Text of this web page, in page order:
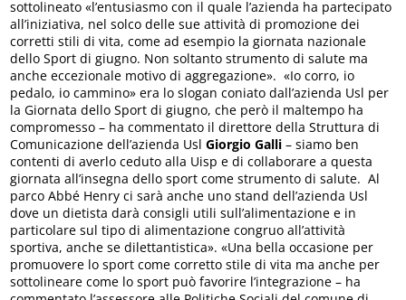
sottolineato «l’entusiasmo con il quale l’azienda ha partecipato
all’iniziativa, nel solco delle sue attività di promozione dei
corretti stili di vita, come ad esempio la giornata nazionale
dello Sport di giugno. Non soltanto strumento di salute ma
anche eccezionale motivo di aggregazione». «Io corro, io
pedalo, io cammino» era lo slogan coniato dall’azienda Usl per
la Giornata dello Sport di giugno, che però il maltempo ha
compromesso – ha commentato il direttore della Struttura di
Comunicazione dell’azienda UslGiorgio Galli – siamo ben
contenti di averlo ceduto alla Uisp e di collaborare a questa
giornata all’insegna dello sport come strumento di salute. Al
parco Abbé Henry ci sarà anche uno stand dell’azienda Usl
dove un dietista darà consigli utili sull’alimentazione e in
particolare sul tipo di alimentazione congruo all’attività
sportiva, anche se dilettantistica». «Una bella occasione per
promuovere lo sport come corretto stile di vita ma anche per
sottolineare come lo sport può favorire l’integrazione – ha